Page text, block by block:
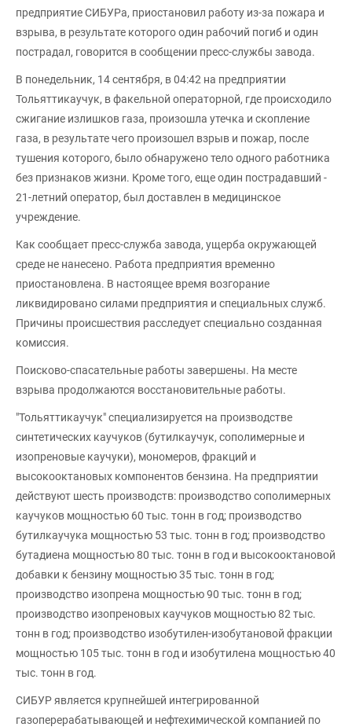
предприятие СИБУРа, приостановил работу из-за пожара и
взрыва, в результате которого один рабочий погиб и один
пострадал, говорится в сообщении пресс-службы завода.
В понедельник, 14 сентября, в 04:42 на предприятии
Тольяттикаучук, в факельной операторной, где происходило
сжигание излишков газа, произошла утечка и скопление
газа, в результате чего произошел взрыв и пожар, после
тушения которого, было обнаружено тело одного работника
без признаков жизни. Кроме того, еще один пострадавший -
21-летний оператор, был доставлен в медицинское
учреждение.
Как сообщает пресс-служба завода, ущерба окружающей
среде не нанесено. Работа предприятия временно
приостановлена. В настоящее время возгорание
ликвидировано силами предприятия и специальных служб.
Причины происшествия расследует специально созданная
комиссия.
Поисково-спасательные работы завершены. На месте
взрыва продолжаются восстановительные работы.
"Тольяттикаучук" специализируется на производстве
синтетических каучуков (бутилкаучук, сополимерные и
изопреновые каучуки), мономеров, фракций и
высокооктановых компонентов бензина. На предприятии
действуют шесть производств: производство сополимерных
каучуков мощностью 60 тыс. тонн в год; производство
бутилкаучука мощностью 53 тыс. тонн в год; производство
бутадиена мощностью 80 тыс. тонн в год и высокооктановой
добавки к бензину мощностью 35 тыс. тонн в год;
производство изопрена мощностью 90 тыс. тонн в год;
производство изопреновых каучуков мощностью 82 тыс.
тонн в год; производство изобутилен-изобутановой фракции
мощностью 105 тыс. тонн в год и изобутилена мощностью 40
тыс. тонн в год.
СИБУР является крупнейшей интегрированной
газоперерабатывающей и нефтехимической компанией по